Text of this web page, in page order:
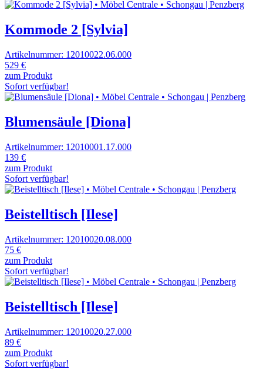
Kommode 2 [Sylvia]
Artikelnummer: 12010022.06.000
529 €
zum Produkt
Sofort verfügbar!
Blumensäule [Diona]
Artikelnummer: 12010001.17.000
139 €
zum Produkt
Sofort verfügbar!
Beistelltisch [Ilese]
Artikelnummer: 12010020.08.000
75 €
zum Produkt
Sofort verfügbar!
Beistelltisch [Ilese]
Artikelnummer: 12010020.27.000
89 €
zum Produkt
Sofort verfügbar!